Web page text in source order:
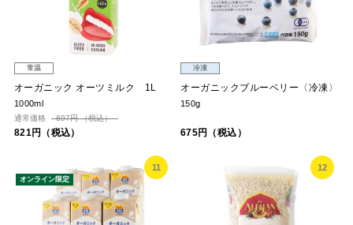
常温
オーガニック オーツミルク 1L
1000ml
通常価格 897円 （税込）
821円（税込）
冷凍
オーガニックブルーベリー〈冷凍〉
150g
675円（税込）
11
オンライン限定
12